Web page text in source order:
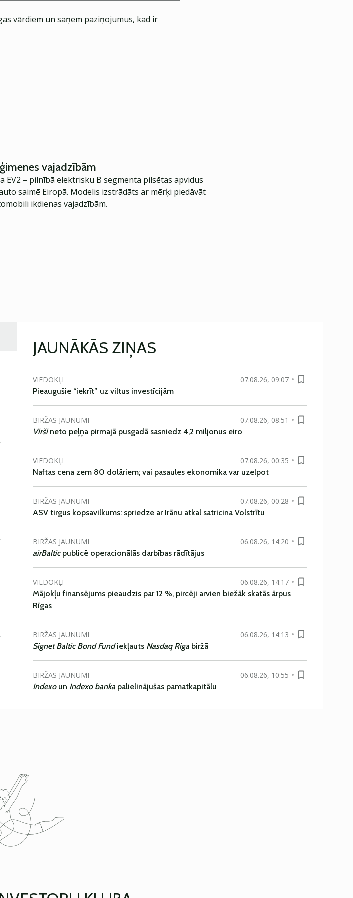
vārdiem un saņem paziņojumus, kad ir
vajadzībām
– pilnībā elektrisku B segmenta pilsētas apvidus
saimē Eiropā. Modelis izstrādāts ar mērķi piedāvāt
ikdienas vajadzībām.
JAUNĀKĀS ZIŅAS
VIEDOKĻI
07.08.26, 09:07
Pieaugušie “iekrīt” uz viltus investīcijām
BIRŽAS JAUNUMI
07.08.26, 08:51
Viršineto peļņa pirmajā pusgadā sasniedz 4,2 miljonus eiro
VIEDOKĻI
07.08.26, 00:35
Naftas cena zem 80 dolāriem; vai pasaules ekonomika var uzelpot
BIRŽAS JAUNUMI
07.08.26, 00:28
ASV tirgus kopsavilkums: spriedze ar Irānu atkal satricina Volstrītu
BIRŽAS JAUNUMI
06.08.26, 14:20
airBalticpublicē operacionālās darbības rādītājus
VIEDOKĻI
06.08.26, 14:17
Mājokļu finansējums pieaudzis par 12 %, pircēji arvien biežāk skatās ārpus
Rīgas
BIRŽAS JAUNUMI
06.08.26, 14:13
Signet Baltic Bond Fundiekļauts Nasdaq Riga biržā
BIRŽAS JAUNUMI
06.08.26, 10:55
Indexoun Indexo banka palielinājušas pamatkapitālu